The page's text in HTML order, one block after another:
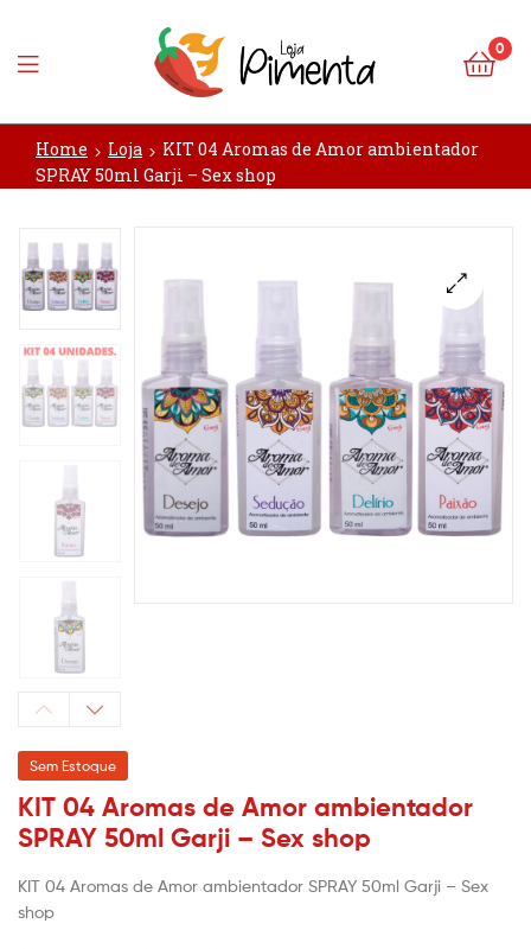
Loja
Pimenta
0
Home Loja
KIT 04 Aromas de Amor ambientador
SPRAY 50ml Garji – Sex shop
Sem Estoque
KIT 04 Aromas de Amor ambientador
SPRAY 50ml Garji – Sex shop
KIT 04 Aromas de Amor ambientador SPRAY 50ml Garji – Sex
shop